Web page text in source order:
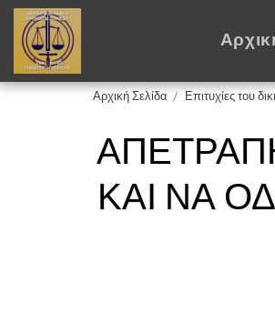
Αρχική Σελίδα Επιτυχίες του
ΚΑΙ ΝΑ